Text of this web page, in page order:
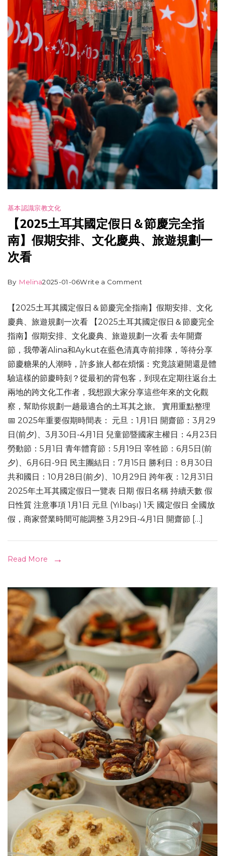
基本認識宗教文化
【2025土耳其國定假日＆節慶完全指
南】假期安排、文化慶典、旅遊規劃一
次看
By Melina2025-01-06Write a Comment
【2025土耳其國定假日＆節慶完全指南】假期安排、文化
慶典、旅遊規劃一次看 【2025土耳其國定假日＆節慶完全
指南】假期安排、文化慶典、旅遊規劃一次看 去年開齋
節，我帶著Alina和Aykut在藍色清真寺前排隊，等待分享
節慶糖果的人潮時，許多旅人都在煩惱：究竟該避開還是體
驗這樣的節慶時刻？從最初的背包客，到現在定期往返台土
兩地的跨文化工作者，我想跟大家分享這些年來的文化觀
察，幫助你規劃一趟最適合的土耳其之旅。 實用重點整理
📅 2025年重要假期時間表： 元旦：1月1日 開齋節：3月29
日(前夕)、3月30日-4月1日 兒童節暨國家主權日：4月23日
勞動節：5月1日 青年體育節：5月19日 宰牲節：6月5日(前
夕)、6月6日-9日 民主團結日：7月15日 勝利日：8月30日
共和國日：10月28日(前夕)、10月29日 跨年夜：12月31日
2025年土耳其國定假日一覽表 日期 假日名稱 持續天數 假
日性質 注意事項 1月1日 元旦 (Yılbaşı) 1天 國定假日 全國放
假，商家營業時間可能調整 3月29日-4月1日 開齋節 […]
Read More